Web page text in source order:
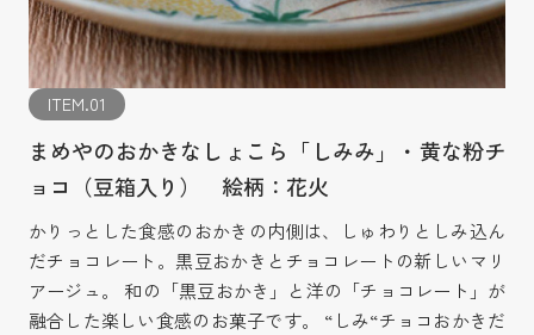
ITEM.01
まめやのおかきなしょこら「しみみ」・黄な粉チ
ョコ（豆箱入り） 絵柄：花火
かりっとした食感のおかきの内側は、しゅわりとしみ込ん
だチョコレート。黒豆おかきとチョコレートの新しいマリ
アージュ。 和の「黒豆おかき」と洋の「チョコレート」が
融合した楽しい食感のお菓子です。 “しみ“チョコおかきだ